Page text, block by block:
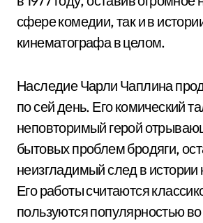
сфере комедии, так и в
кинематографа в целом.
Наследие Чарли Чаплина
по сей день. Его комический
неповторимый герой
бытовых проблем бродяги,
неизгладимый след в истории
Его работы считаются
пользуются популярностью